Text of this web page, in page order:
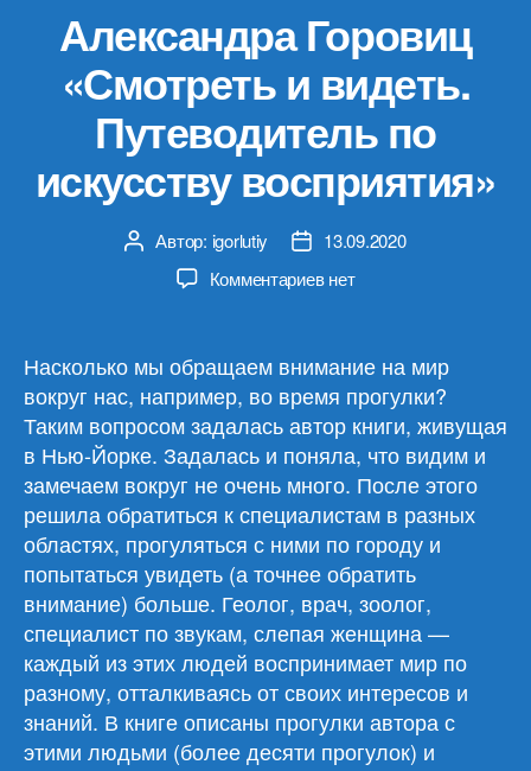
Александра Горовиц
«Смотреть и видеть.
Путеводитель по
искусству восприятия»
Автор
записи
Автор: igorlutiy
Дата13.09.2020
Комментариевк
«Смотреть
и
видеть.
Путеводитель
по
искусству
восприятия»
нет
Насколько мы обращаем внимание на мир
вокруг нас, например, во время прогулки?
Таким вопросом задалась автор книги, живущая
в Нью-Йорке. Задалась и поняла, что видим и
замечаем вокруг не очень много. После этого
решила обратиться к специалистам в разных
областях, прогуляться с ними по городу и
попытаться увидеть (а точнее обратить
внимание) больше. Геолог, врач, зоолог,
специалист по звукам, слепая женщина —
каждый из этих людей воспринимает мир по
разному, отталкиваясь от своих интересов и
знаний. В книге описаны прогулки автора с
этими людьми (более десяти прогулок) и